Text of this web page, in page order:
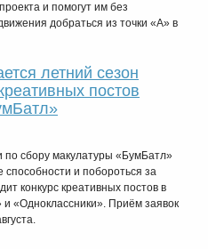
и помогут им без
добраться из точки «А» в
летний сезон
постов
по сбору макулатуры «БумБатл»
способности и побороться за
конкурс креативных постов в
«Одноклассники». Приём заявок